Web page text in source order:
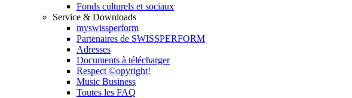
Fonds culturels et sociaux
Service & Downloads
myswissperform
Partenaires de SWISSPERFORM
Adresses
Documents à télécharger
Respect ©opyright!
Music Business
Toutes les FAQ